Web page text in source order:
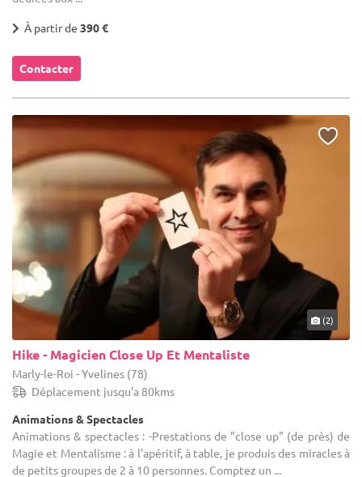
À partir de 390 €
Contacter
(2)
Hike - Magicien Close Up Et Mentaliste
Marly-le-Roi - Yvelines (78)
Déplacement jusqu'a 80kms
Animations & Spectacles
Animations & spectacles : -Prestations de "close up" (de près) de
Magie et Mentalisme : à l'apéritif, à table, je produis des miracles à
de petits groupes de 2 à 10 personnes. Comptez un ...